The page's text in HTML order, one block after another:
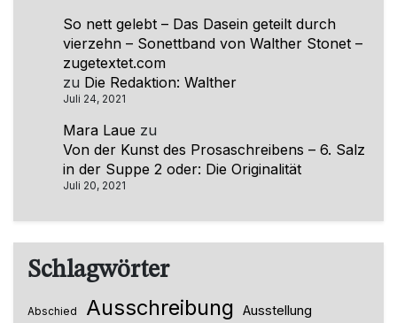
So nett gelebt – Das Dasein geteilt durch
vierzehn – Sonettband von Walther Stonet –
zugetextet.com
zu Die Redaktion: Walther
Juli 24, 2021
Mara Laue zu
Von der Kunst des Prosaschreibens – 6. Salz
in der Suppe 2 oder: Die Originalität
Juli 20, 2021
Schlagwörter
Abschied Ausschreibung Ausstellung